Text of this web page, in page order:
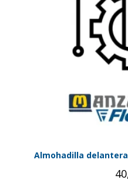
Almohadilla delantera